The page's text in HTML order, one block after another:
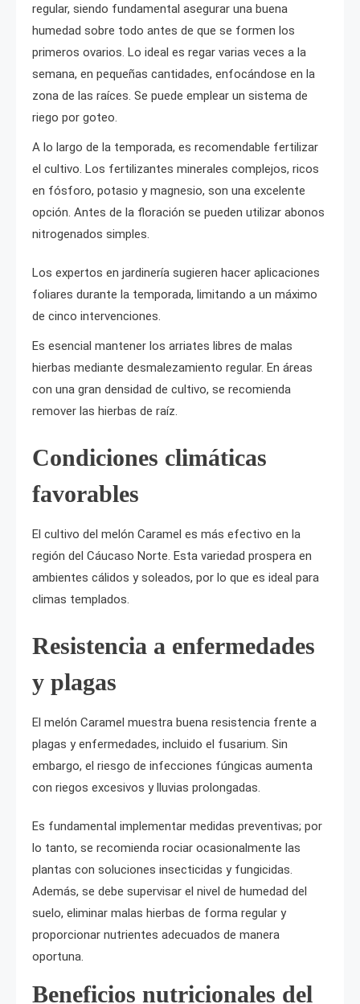
regular, siendo fundamental asegurar una buena
humedad sobre todo antes de que se formen los
primeros ovarios. Lo ideal es regar varias veces a la
semana, en pequeñas cantidades, enfocándose en la
zona de las raíces. Se puede emplear un sistema de
riego por goteo.
A lo largo de la temporada, es recomendable fertilizar
el cultivo. Los fertilizantes minerales complejos, ricos
en fósforo, potasio y magnesio, son una excelente
opción. Antes de la floración se pueden utilizar abonos
nitrogenados simples.
Los expertos en jardinería sugieren hacer aplicaciones
foliares durante la temporada, limitando a un máximo
de cinco intervenciones.
Es esencial mantener los arriates libres de malas
hierbas mediante desmalezamiento regular. En áreas
con una gran densidad de cultivo, se recomienda
remover las hierbas de raíz.
Condiciones climáticas
favorables
El cultivo del melón Caramel es más efectivo en la
región del Cáucaso Norte. Esta variedad prospera en
ambientes cálidos y soleados, por lo que es ideal para
climas templados.
Resistencia a enfermedades
y plagas
El melón Caramel muestra buena resistencia frente a
plagas y enfermedades, incluido el fusarium. Sin
embargo, el riesgo de infecciones fúngicas aumenta
con riegos excesivos y lluvias prolongadas.
Es fundamental implementar medidas preventivas; por
lo tanto, se recomienda rociar ocasionalmente las
plantas con soluciones insecticidas y fungicidas.
Además, se debe supervisar el nivel de humedad del
suelo, eliminar malas hierbas de forma regular y
proporcionar nutrientes adecuados de manera
oportuna.
Beneficios nutricionales del